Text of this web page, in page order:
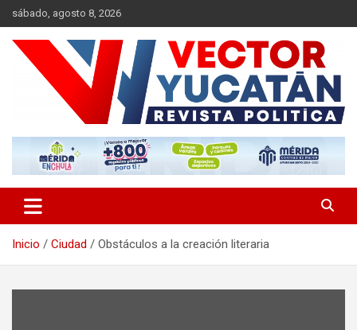
Saltar
al
contenido
sábado, agosto 8, 2026
Vector Yucatán
Inicio Ciudad Obstáculos a la creación literaria